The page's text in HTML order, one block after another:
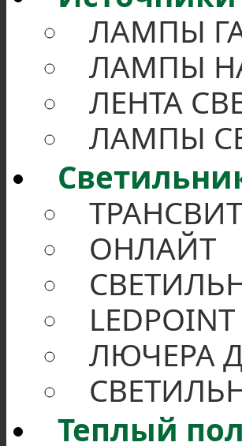
ЛАМПЫ
ЛАМПЫ
ЛЕНТА
ЛАМПЫ
ТРАНСВИТ
ОНЛАЙТ
LEDPOINT
ЛЮЧЕРА
Теплый